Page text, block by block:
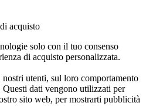
acquisto
solo con il tuo consenso
di acquisto personalizzata.
utenti, sul loro comportamento
dati vengono utilizzati per
sito web, per mostrarti pubblicità